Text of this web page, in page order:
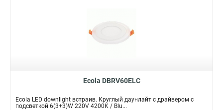
Ecola DBRV60ELC
Ecola LED downlight встраив. Круглый даунлайт с драйвером с
подсветкой 6(3+3)W 220V 4200K / Blu...